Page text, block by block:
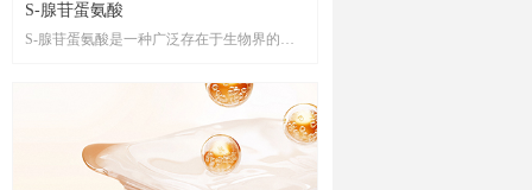
S-腺苷蛋氨酸
S-腺苷蛋氨酸是一种广泛存在于生物界的重
促进细胞再生及抗氧化、清除自由基等功
效，对机体代谢活动的正常进行起着至关重